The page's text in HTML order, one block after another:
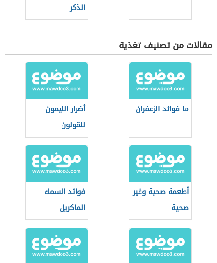
الذكر
مقالات من تصنيف تغذية
ما فوائد الزعفران
أضرار الليمون
للقولون
أطعمة صحية وغير
صحية
فوائد السمك
الماكريل